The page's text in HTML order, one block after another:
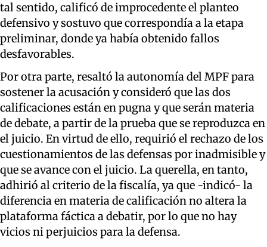
tal sentido, calificó de improcedente el planteo
defensivo y sostuvo que correspondía a la etapa
preliminar, donde ya había obtenido fallos
desfavorables.
Por otra parte, resaltó la autonomía del MPF para
sostener la acusación y consideró que las dos
calificaciones están en pugna y que serán materia
de debate, a partir de la prueba que se reproduzca en
el juicio. En virtud de ello, requirió el rechazo de los
cuestionamientos de las defensas por inadmisible y
que se avance con el juicio. La querella, en tanto,
adhirió al criterio de la fiscalía, ya que -indicó- la
diferencia en materia de calificación no altera la
plataforma fáctica a debatir, por lo que no hay
vicios ni perjuicios para la defensa.